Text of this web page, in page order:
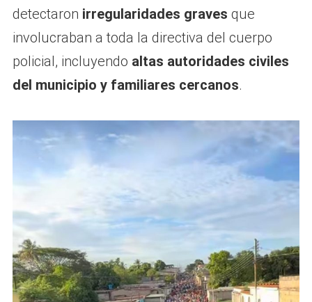
detectaron irregularidades graves que
involucraban a toda la directiva del cuerpo
policial, incluyendo altas autoridades civiles
del municipio y familiares cercanos.